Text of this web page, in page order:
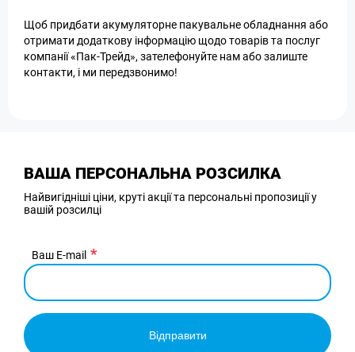
Щоб придбати акумуляторне пакувальне обладнання або
отримати додаткову інформацію щодо товарів та послуг
компанії «Пак-Трейд», зателефонуйте нам або залиште
контакти, і ми передзвонимо!
ВАША ПЕРСОНАЛЬНА РОЗСИЛКА
Найвигідніші ціни, круті акції та персональні пропозиції у
вашій розсилці
Ваш E-mail
Відправити